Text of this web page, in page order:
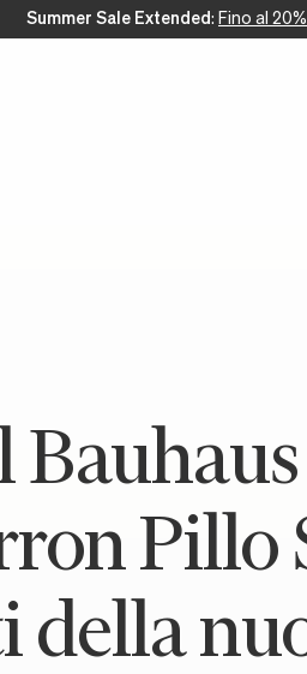
Summer Sale Extended: Fino al
Pillo